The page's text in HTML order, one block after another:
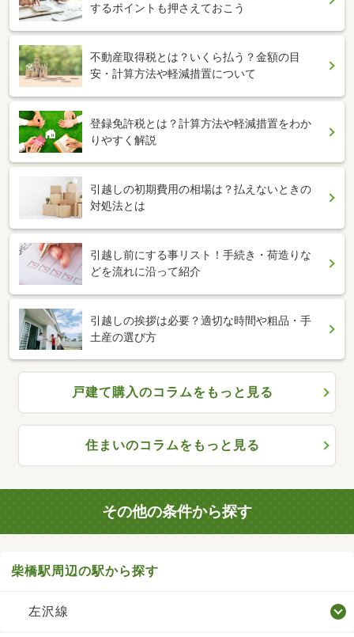
するポイントも押さえておこう
不動産取得税とは？いくら払う？金額の目
安・計算方法や軽減措置について
登録免許税とは？計算方法や軽減措置をわか
りやすく解説
引越しの初期費用の相場は？払えないときの
対処法とは
引越し前にする事リスト！手続き・荷造りな
どを流れに沿って紹介
引越しの挨拶は必要？適切な時間や粗品・手
土産の選び方
戸建て購入のコラムをもっと見る
住まいのコラムをもっと見る
その他の条件から探す
柴橋駅周辺の駅から探す
左沢線